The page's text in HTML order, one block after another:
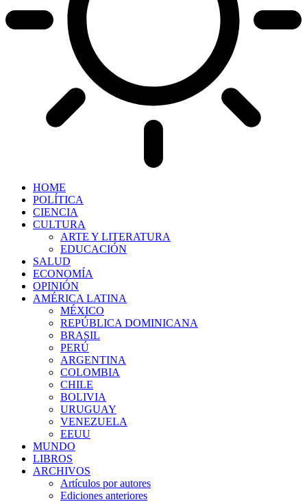
HOME
POLÍTICA
CIENCIA
CULTURA
ARTE Y LITERATURA
EDUCACIÓN
SALUD
ECONOMÍA
OPINIÓN
AMÉRICA LATINA
MÉXICO
REPÚBLICA DOMINICANA
BRASIL
PERÚ
ARGENTINA
COLOMBIA
CHILE
BOLIVIA
URUGUAY
VENEZUELA
EEUU
MUNDO
LIBROS
ARCHIVOS
Artículos por autores
Ediciones anteriores